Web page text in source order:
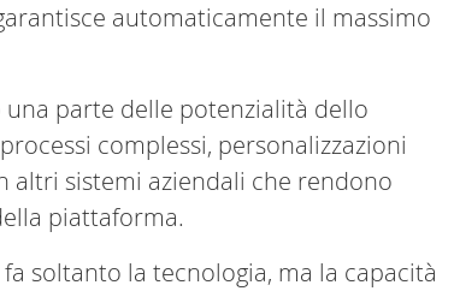
automaticamente il massimo
una parte delle potenzialità dello
complessi, personalizzazioni
altri sistemi aziendali che rendono
piattaforma.
soltanto la tecnologia, ma la capacità